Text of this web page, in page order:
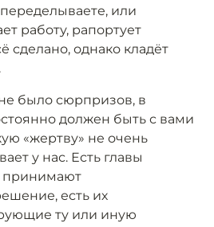
или
работу, рапортует
сделано, однако кладёт
было сюрпризов, в
должен быть с вами
«жертву» не очень
у нас. Есть главы
принимают
есть их
ту или иную